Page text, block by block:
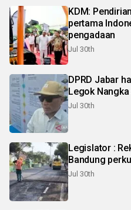
KDM:
pertama
pengadaan
Jul 30th
DPRD Jabar
Legok
Jul 30th
Legislator : Rekonstruksi Jalan Soreang-
Bandung
Jul 30th